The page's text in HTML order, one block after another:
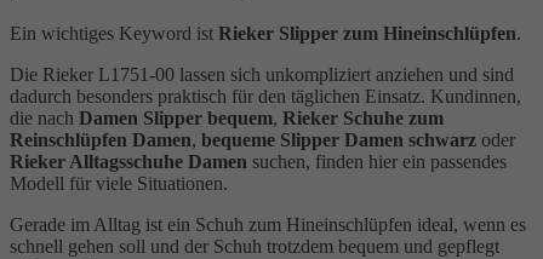
Ein wichtiges Keyword ist Rieker Slipper zum Hineinschlüpfen.
Die Rieker L1751-00 lassen sich unkompliziert anziehen und sind
dadurch besonders praktisch für den täglichen Einsatz. Kundinnen,
die nach Damen Slipper bequem, Rieker Schuhe zum
Reinschlüpfen Damen, bequeme Slipper Damen schwarz oder
Rieker Alltagsschuhe Damen suchen, finden hier ein passendes
Modell für viele Situationen.
Gerade im Alltag ist ein Schuh zum Hineinschlüpfen ideal, wenn es
schnell gehen soll und der Schuh trotzdem bequem und gepflegt